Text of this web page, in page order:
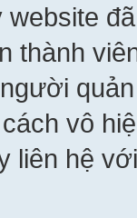
thành
vô
liên hệ